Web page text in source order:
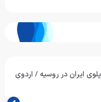
ایران در روسیه / اردوی